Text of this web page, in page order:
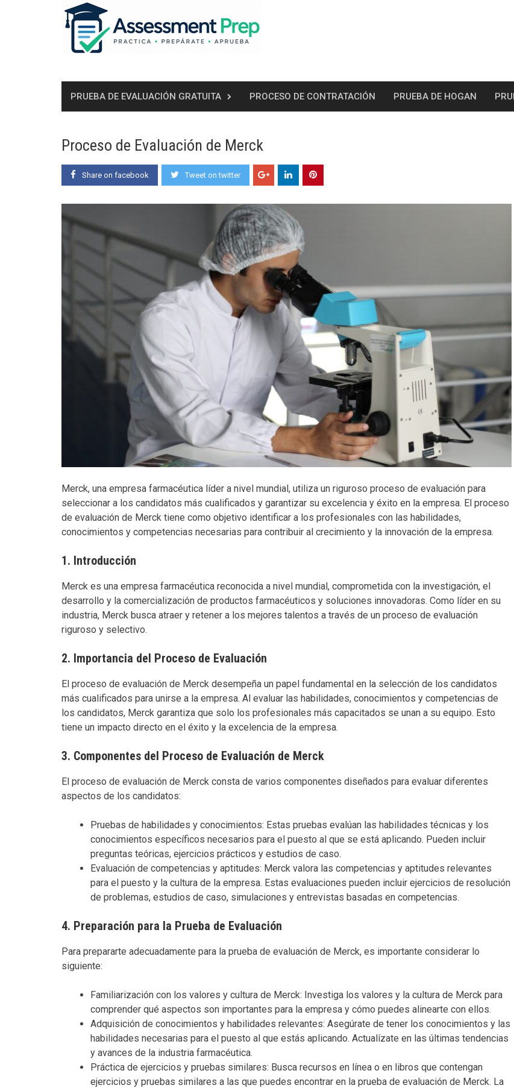
PRUEBA DE EVALUACIÓN GRATUITA PROCESO DE CONTRATACIÓN PRUEBA DE HOGAN
Proceso de Evaluación de Merck
Share on facebook Tweet on twitter
Merck, una empresa farmacéutica líder a nivel mundial, utiliza un riguroso proceso de evaluación para
seleccionar a los candidatos más cualificados y garantizar su excelencia y éxito en la empresa. El proceso
de evaluación de Merck tiene como objetivo identificar a los profesionales con las habilidades,
conocimientos y competencias necesarias para contribuir al crecimiento y la innovación de la empresa.
1. Introducción
Merck es una empresa farmacéutica reconocida a nivel mundial, comprometida con la investigación, el
desarrollo y la comercialización de productos farmacéuticos y soluciones innovadoras. Como líder en su
industria, Merck busca atraer y retener a los mejores talentos a través de un proceso de evaluación
riguroso y selectivo.
2. Importancia del Proceso de Evaluación
El proceso de evaluación de Merck desempeña un papel fundamental en la selección de los candidatos
más cualificados para unirse a la empresa. Al evaluar las habilidades, conocimientos y competencias de
los candidatos, Merck garantiza que solo los profesionales más capacitados se unan a su equipo. Esto
tiene un impacto directo en el éxito y la excelencia de la empresa.
3. Componentes del Proceso de Evaluación de Merck
El proceso de evaluación de Merck consta de varios componentes diseñados para evaluar diferentes
aspectos de los candidatos:
Pruebas de habilidades y conocimientos: Estas pruebas evalúan las habilidades técnicas y los
conocimientos específicos necesarios para el puesto al que se está aplicando. Pueden incluir
preguntas teóricas, ejercicios prácticos y estudios de caso.
Evaluación de competencias y aptitudes: Merck valora las competencias y aptitudes relevantes
para el puesto y la cultura de la empresa. Estas evaluaciones pueden incluir ejercicios de resolución
de problemas, estudios de caso, simulaciones y entrevistas basadas en competencias.
4. Preparación para la Prueba de Evaluación
Para prepararte adecuadamente para la prueba de evaluación de Merck, es importante considerar lo
siguiente:
Familiarización con los valores y cultura de Merck: Investiga los valores y la cultura de Merck para
comprender qué aspectos son importantes para la empresa y cómo puedes alinearte con ellos.
Adquisición de conocimientos y habilidades relevantes: Asegúrate de tener los conocimientos y las
habilidades necesarias para el puesto al que estás aplicando. Actualízate en las últimas tendencias
y avances de la industria farmacéutica.
Práctica de ejercicios y pruebas similares: Busca recursos en línea o en libros que contengan
ejercicios y pruebas similares a las que puedes encontrar en la prueba de evaluación de Merck. La